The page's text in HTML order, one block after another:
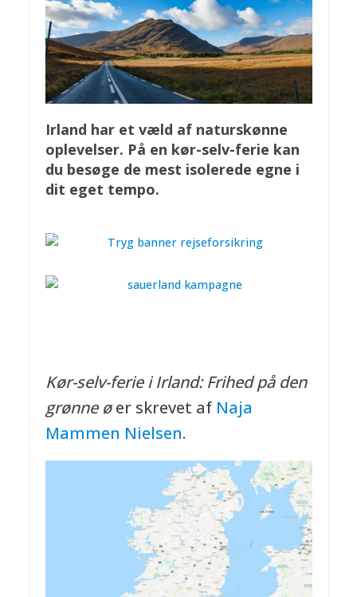
Irland har et væld af naturskønne
oplevelser. På en kør-selv-ferie kan
du besøge de mest isolerede egne i
dit eget tempo.
Kør-selv-ferie i Irland: Frihed på den
grønne øer skrevet af Naja
Mammen Nielsen.